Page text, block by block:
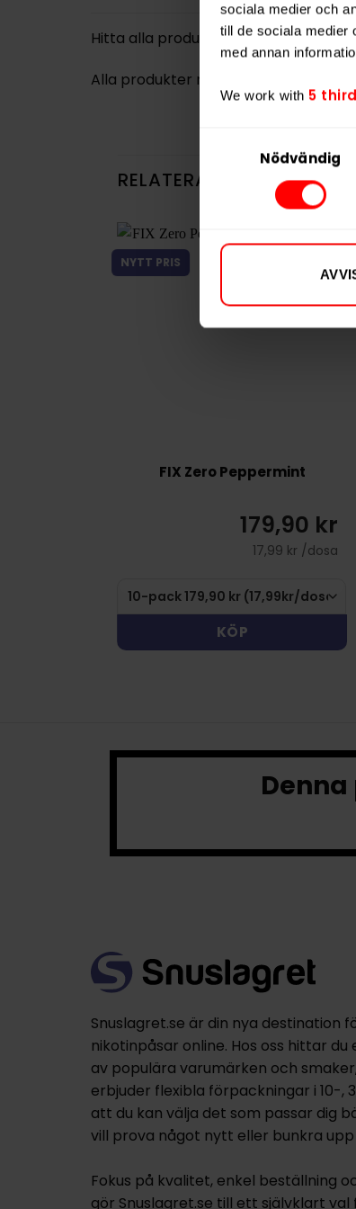
sociala medier och
till de sociala medier
med annan
We work with 5
Nödvändig
Hitta alla produkter frånFIX Zero
Alla produkter med smaken
RELATERADE PRODUKTER
NYTT PRIS
FIX Zero Peppermint
179,90 kr
17,99 kr /dosa
KÖP
Snuslagret.se är din nya destination
nikotinpåsar online. Hos oss hittar
av populära varumärken och
erbjuder flexibla förpackningar i 10-,
att du kan välja det som passar dig
vill prova något nytt eller bunkra
Fokus på kvalitet, enkel beställning
gör Snuslagret.se till ett självklart val